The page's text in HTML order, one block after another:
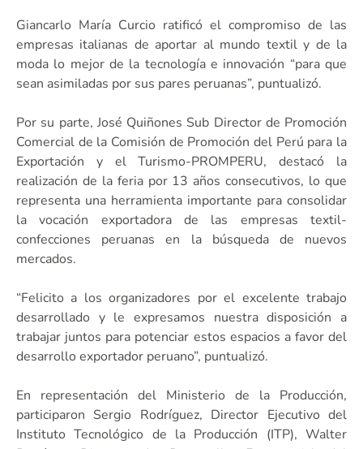
Giancarlo María Curcio ratificó el compromiso de las
empresas italianas de aportar al mundo textil y de la
moda lo mejor de la tecnología e innovación “para que
sean asimiladas por sus pares peruanas”, puntualizó.
Por su parte, José Quiñones Sub Director de Promoción
Comercial de la Comisión de Promoción del Perú para la
Exportación y el Turismo-PROMPERU, destacó la
realización de la feria por 13 años consecutivos, lo que
representa una herramienta importante para consolidar
la vocación exportadora de las empresas textil-
confecciones peruanas en la búsqueda de nuevos
mercados.
“Felicito a los organizadores por el excelente trabajo
desarrollado y le expresamos nuestra disposición a
trabajar juntos para potenciar estos espacios a favor del
desarrollo exportador peruano”, puntualizó.
En representación del Ministerio de la Producción,
participaron Sergio Rodríguez, Director Ejecutivo del
Instituto Tecnológico de la Producción (ITP), Walter